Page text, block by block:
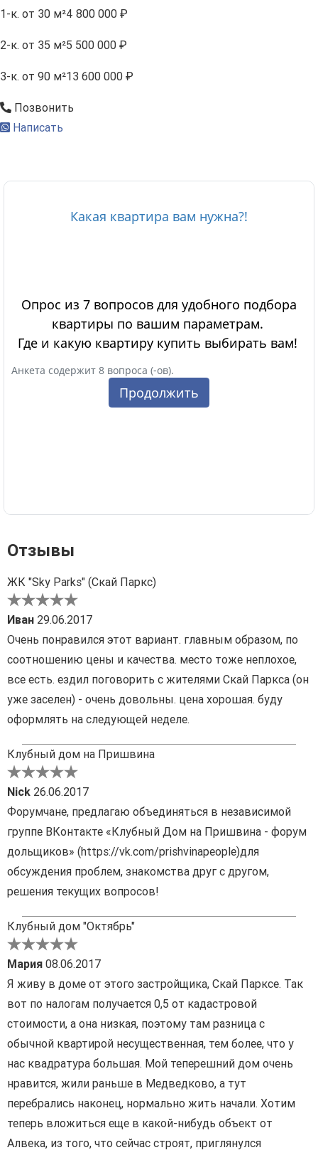
1-к. от 30 м²4 800 000 ₽
2-к. от 35 м²5 500 000 ₽
3-к. от 90 м²13 600 000 ₽
Позвонить
Написать
Отзывы
ЖК "Sky Parks" (Скай Паркс)
Иван 29.06.2017
Очень понравился этот вариант. главным образом, по
соотношению цены и качества. место тоже неплохое,
все есть. ездил поговорить с жителями Скай Паркса (он
уже заселен) - очень довольны. цена хорошая. буду
оформлять на следующей неделе.
Клубный дом на Пришвина
Nick 26.06.2017
Форумчане, предлагаю объединяться в независимой
группе ВКонтакте «Клубный Дом на Пришвина - форум
дольщиков» (https://vk.com/prishvinapeople)для
обсуждения проблем, знакомства друг с другом,
решения текущих вопросов!
Клубный дом "Октябрь"
Мария 08.06.2017
Я живу в доме от этого застройщика, Скай Парксе. Так
вот по налогам получается 0,5 от кадастровой
стоимости, а она низкая, поэтому там разница с
обычной квартирой несущественная, тем более, что у
нас квадратура большая. Мой теперешний дом очень
нравится, жили раньше в Медведково, а тут
перебрались наконец, нормально жить начали. Хотим
теперь вложиться еще в какой-нибудь объект от
Алвека, из того, что сейчас строят, приглянулся